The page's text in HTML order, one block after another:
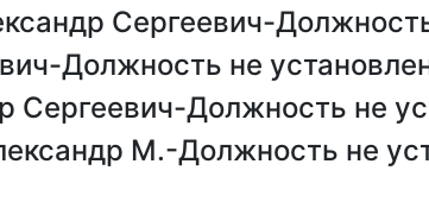
Сергеевич-
Должность не
Должность не
М.-Должность не